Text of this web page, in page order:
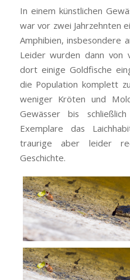
In einem künstlichen
war vor zwei Jahrzehnten
Amphibien, insbesondere
Leider wurden dann von
dort einige Goldfische
die Population komplett
weniger Kröten und
Gewässer bis
Exemplare das
traurige aber leider
Geschichte.